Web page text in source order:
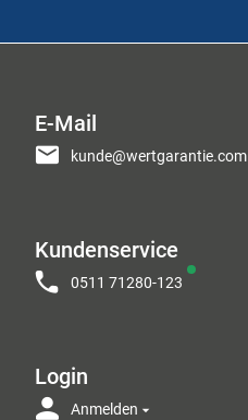
E-Mail
kunde@wertgarantie.com
Kundenservice
0511 71280-123
Login
Anmelden